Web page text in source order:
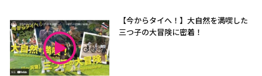
【今からタイへ！】大自然を満喫した
三つ子の大冒険に密着！